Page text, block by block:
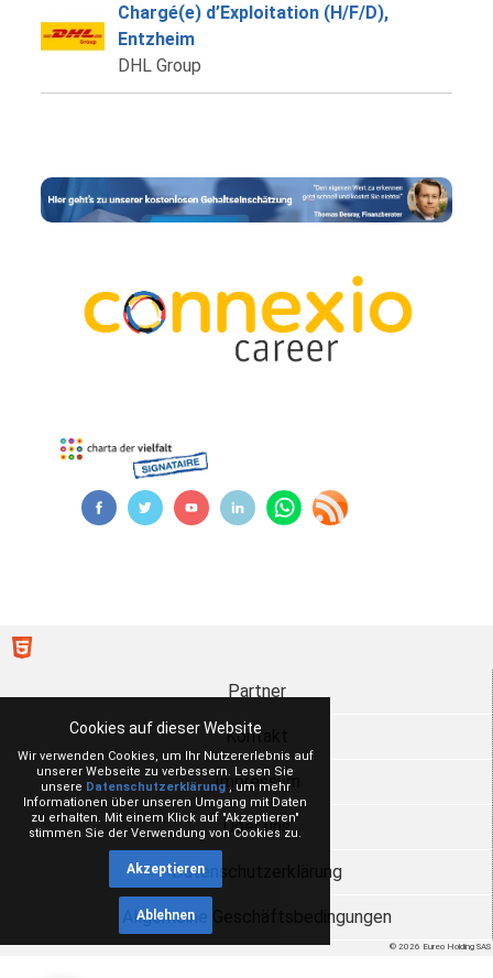
Chargé(e) d’Exploitation (H/F/D),
Entzheim
DHL Group
Cookies auf dieser Website
Wir verwenden Cookies, um Ihr Nutzererlebnis auf
unserer Webseite zu verbessern. Lesen Sie
unsere Datenschutzerklärung, um mehr
Informationen über unseren Umgang mit Daten
zu erhalten. Mit einem Klick auf "Akzeptieren"
stimmen Sie der Verwendung von Cookies zu.
Akzeptieren
Ablehnen
© 2026 Eureo Holding SAS
Partner
Kontakt
Impressum
Über uns
Datenschutzerklärung
Allgemeine Geschäftsbedingungen